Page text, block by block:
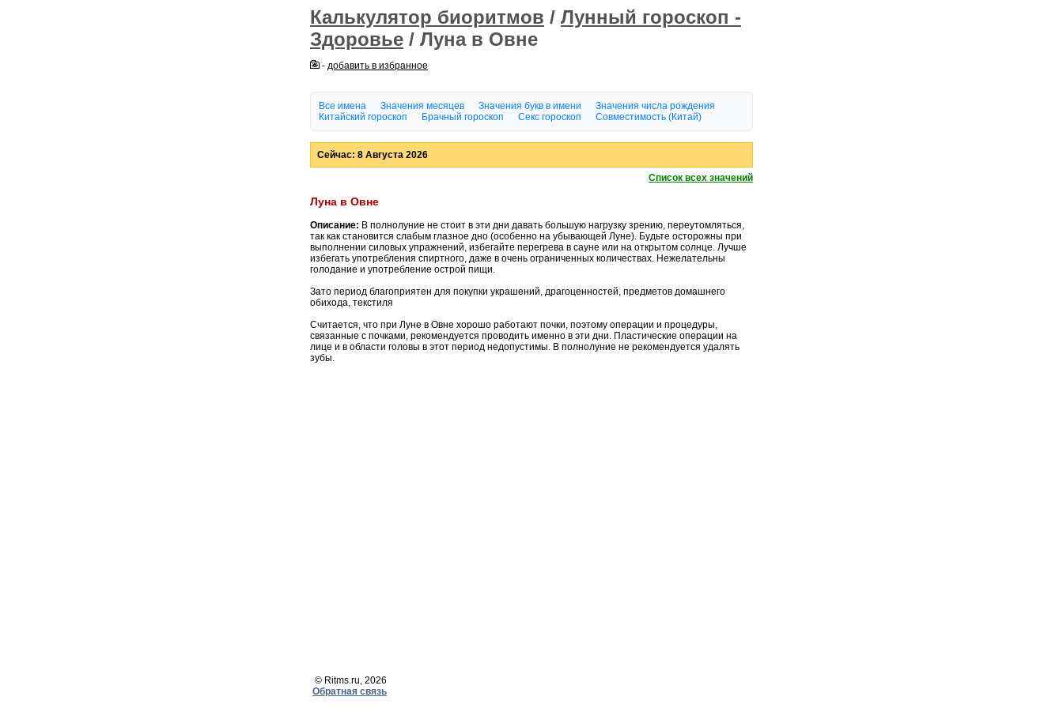
Калькулятор биоритмов / Лунный гороскоп -
Здоровье / Луна в Овне
- добавить в избранное
Все имена Значения месяцев Значения букв в имени
Значения числа рождения
Китайский гороскоп
Брачный гороскоп Секс гороскоп Совместимость (Китай)
Сейчас: 8 Августа 2026
Список всех значений
Луна в Овне
Описание: В полнолуние не стоит в эти дни давать большую нагрузку зрению, переутомляться,
так как становится слабым глазное дно (особенно на убывающей Луне). Будьте осторожны при
выполнении силовых упражнений, избегайте перегрева в сауне или на открытом солнце. Лучше
избегать употребления спиртного, даже в очень ограниченных количествах. Нежелательны
голодание и употребление острой пищи.
Зато период благоприятен для покупки украшений, драгоценностей, предметов домашнего
обихода, текстиля
Считается, что при Луне в Овне хорошо работают почки, поэтому операции и процедуры,
связанные с почками, рекомендуется проводить именно в эти дни. Пластические операции на
лице и в области головы в этот период недопустимы. В полнолуние не рекомендуется удалять
зубы.
© Ritms.ru, 2026
Обратная связь